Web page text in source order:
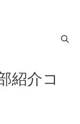
介コ